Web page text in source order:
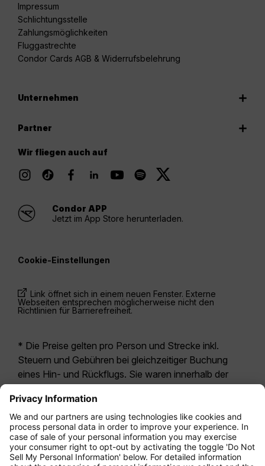
Impressum
Schlichtungsstelle
Zahlungsmöglichkeiten
Fluggastrechte
Condor Cards AGB & Widerrufsbelehrung
Unternehmen
Partner
Wir fliegen auch auf
Condor APP
Jetzt im App Store herunterladen.
Cookie-Einstellungen
Link öffnet sich in einem neuen Fenster. Externe
Webseiten entsprechen möglicherweise nicht den
Richtlinien für Barrierefreiheit.
* Die Preise gelten pro Person und Strecke inkl.
Steuern und Gebühren bei gleichzeitiger Buchung
eines Hin- und Rückflugs. Sie waren innerhalb der
letzten 24 Stunden verfügbar und sind
möglicherweise nicht mehr aktuell. Bei den für die
Economy Class angegebenen Tarifen handelt es
sich i.d.R. um Economy Zero, unsere restriktivste
Tarifoption. Es können hierfür zusätzliche Gebühren
fürAufgabegepäck oder für andere optionale